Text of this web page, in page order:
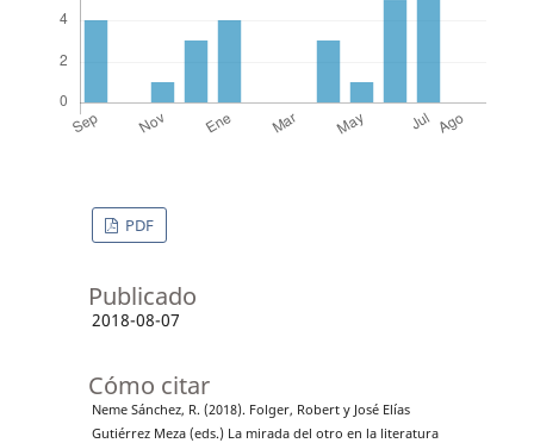
PDF
Publicado
2018-08-07
Cómo citar
Neme Sánchez, R. (2018). Folger, Robert y José Elías
Gutiérrez Meza (eds.) La mirada del otro en la literatura